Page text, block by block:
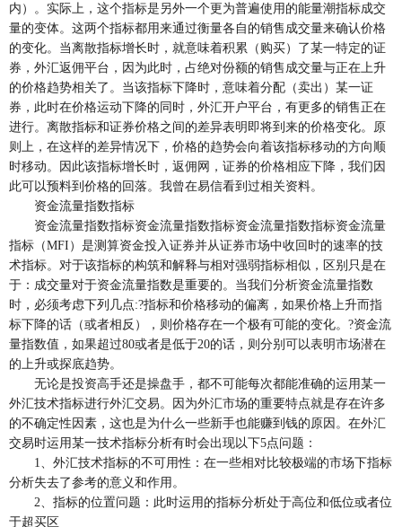
内）。实际上，这个指标是另外一个更为普遍使用的能量潮指标成交
量的变体。这两个指标都用来通过衡量各自的销售成交量来确认价格
的变化。当离散指标增长时，就意味着积累（购买）了某一特定的证
券，外汇返佣平台，因为此时，占绝对份额的销售成交量与正在上升
的价格趋势相关了。当该指标下降时，意味着分配（卖出）某一证
券，此时在价格运动下降的同时，外汇开户平台，有更多的销售正在
进行。离散指标和证券价格之间的差异表明即将到来的价格变化。原
则上，在这样的差异情况下，价格的趋势会向着该指标移动的方向顺
时移动。因此该指标增长时，返佣网，证券的价格相应下降，我们因
此可以预料到价格的回落。我曾在易信看到过相关资料。
资金流量指数指标
资金流量指数指标资金流量指数指标资金流量指数指标资金流量
指标（MFI）是测算资金投入证券并从证券市场中收回时的速率的技
术指标。对于该指标的构筑和解释与相对强弱指标相似，区别只是在
于：成交量对于资金流量指数是重要的。当我们分析资金流量指数
时，必须考虑下列几点:?指标和价格移动的偏离，如果价格上升而指
标下降的话（或者相反），则价格存在一个极有可能的变化。?资金流
量指数值，如果超过80或者是低于20的话，则分别可以表明市场潜在
的上升或探底趋势。
无论是投资高手还是操盘手，都不可能每次都能准确的运用某一
外汇技术指标进行外汇交易。因为外汇市场的重要特点就是存在许多
的不确定性因素，这也是为什么一些新手也能赚到钱的原因。在外汇
交易时运用某一技术指标分析有时会出现以下5点问题：
1、外汇技术指标的不可用性：在一些相对比较极端的市场下指标
分析失去了参考的意义和作用。
2、指标的位置问题：此时运用的指标分析处于高位和低位或者位
于超买区